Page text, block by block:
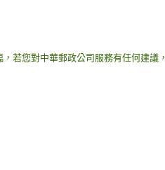
，若您對中華郵政公司服務有任何建議，